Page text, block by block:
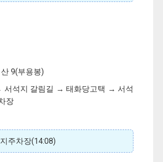
9(부용봉)
석지 갈림길 → 태화당고택 → 서석
장
주차장(14:08)